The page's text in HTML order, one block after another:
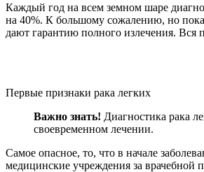
Каждый год на всем земном шаре
на 40%. К большому сожалению, но пока
дают гарантию полного излечения. Вся
Первые признаки рака легких
Важно знать! Диагностика рака
своевременном лечении.
Самое опасное, то, что в начале
медицинские учреждения за врачебной